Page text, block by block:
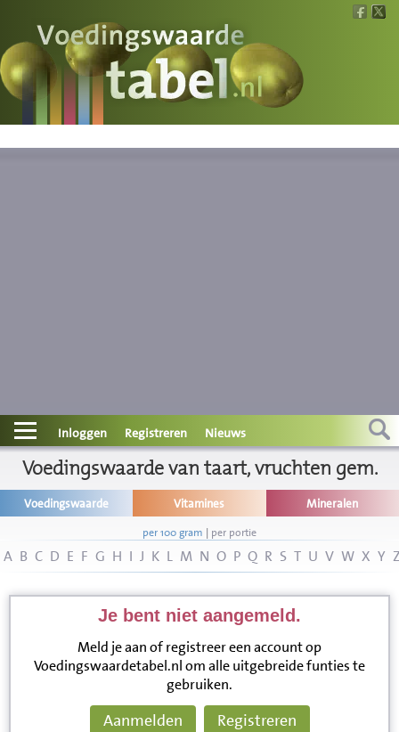
Voedingswaarde
Wat is wat?
Contact
Informatie
Disclaimer
Inloggen Registreren Nieuws
Voedingswaarde van taart, vruchten gem.
Voedingswaarde Vitamines Mineralen
per 100 gram | per portie
A B C D E F G H I J K L M N O P Q R S T U V W X Y
Je bent niet aangemeld.
Meld je aan of registreer een account op
Voedingswaardetabel.nl om alle uitgebreide funties te
gebruiken.
Aanmelden Registreren